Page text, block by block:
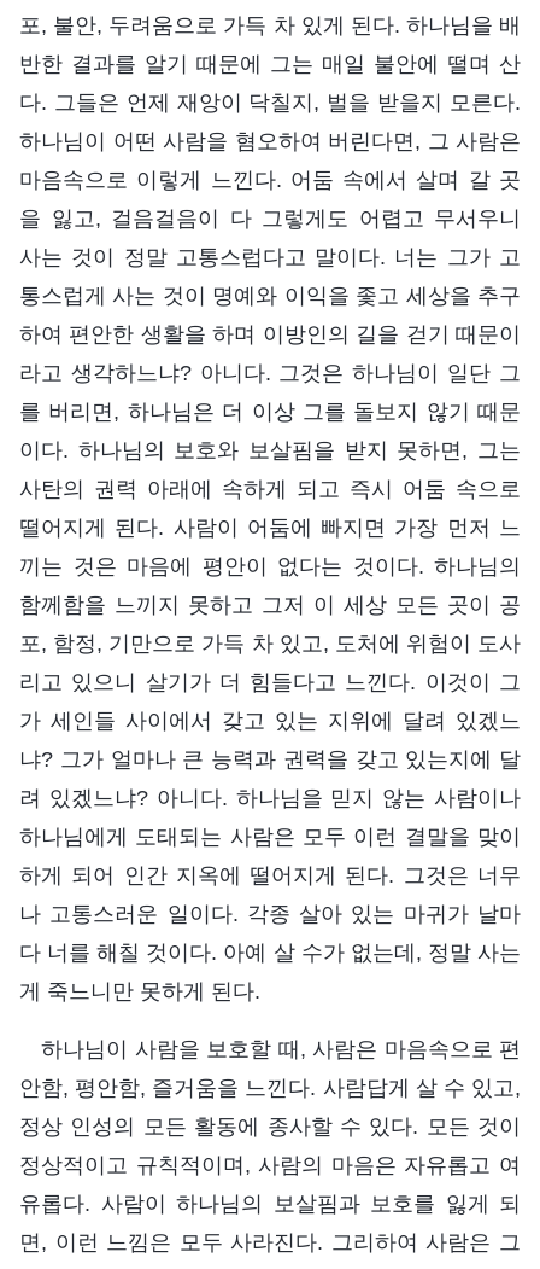
포, 불안, 두려움으로 가득 차 있게 된다. 하나님을 배
반한 결과를 알기 때문에 그는 매일 불안에 떨며 산
다. 그들은 언제 재앙이 닥칠지, 벌을 받을지 모른다.
하나님이 어떤 사람을 혐오하여 버린다면, 그 사람은
마음속으로 이렇게 느낀다. 어둠 속에서 살며 갈 곳
을 잃고, 걸음걸음이 다 그렇게도 어렵고 무서우니
사는 것이 정말 고통스럽다고 말이다. 너는 그가 고
통스럽게 사는 것이 명예와 이익을 좇고 세상을 추구
하여 편안한 생활을 하며 이방인의 길을 걷기 때문이
라고 생각하느냐? 아니다. 그것은 하나님이 일단 그
를 버리면, 하나님은 더 이상 그를 돌보지 않기 때문
이다. 하나님의 보호와 보살핌을 받지 못하면, 그는
사탄의 권력 아래에 속하게 되고 즉시 어둠 속으로
떨어지게 된다. 사람이 어둠에 빠지면 가장 먼저 느
끼는 것은 마음에 평안이 없다는 것이다. 하나님의
함께함을 느끼지 못하고 그저 이 세상 모든 곳이 공
포, 함정, 기만으로 가득 차 있고, 도처에 위험이 도사
리고 있으니 살기가 더 힘들다고 느낀다. 이것이 그
가 세인들 사이에서 갖고 있는 지위에 달려 있겠느
냐? 그가 얼마나 큰 능력과 권력을 갖고 있는지에 달
려 있겠느냐? 아니다. 하나님을 믿지 않는 사람이나
하나님에게 도태되는 사람은 모두 이런 결말을 맞이
하게 되어 인간 지옥에 떨어지게 된다. 그것은 너무
나 고통스러운 일이다. 각종 살아 있는 마귀가 날마
다 너를 해칠 것이다. 아예 살 수가 없는데, 정말 사는
게 죽느니만 못하게 된다.
하나님이 사람을 보호할 때, 사람은 마음속으로 편
안함, 평안함, 즐거움을 느낀다. 사람답게 살 수 있고,
정상 인성의 모든 활동에 종사할 수 있다. 모든 것이
정상적이고 규칙적이며, 사람의 마음은 자유롭고 여
유롭다. 사람이 하나님의 보살핌과 보호를 잃게 되
면, 이런 느낌은 모두 사라진다. 그리하여 사람은 그